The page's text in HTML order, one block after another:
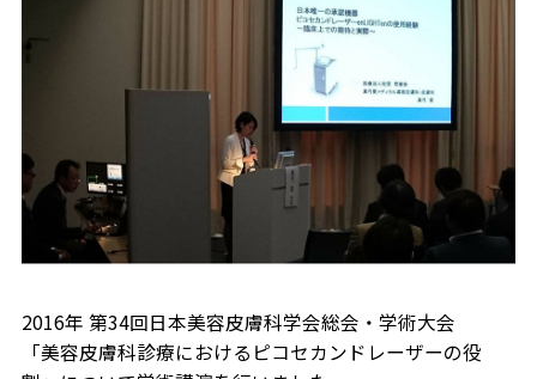
2016年 第34回日本美容皮膚科学会総会・学術大会
「美容皮膚科診療におけるピコセカンドレーザーの役